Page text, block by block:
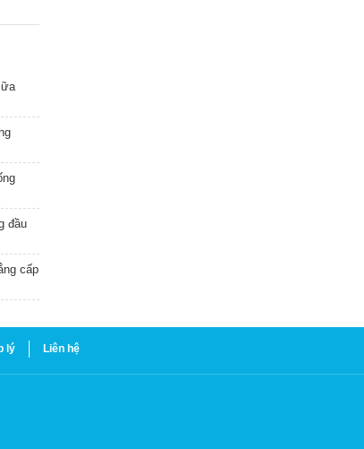
đầu
cấp
lý Liên hệ